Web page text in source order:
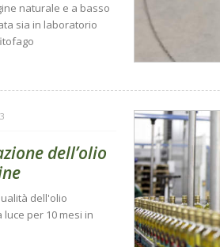
naturale e a basso
sia in laboratorio
dell’olio
dell'olio
per 10 mesi in